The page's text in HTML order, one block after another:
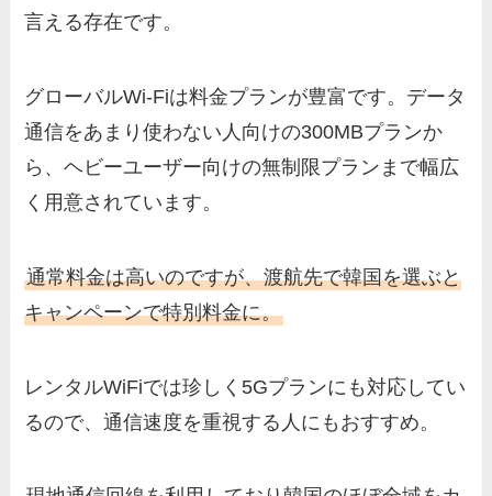
言える存在です。
グローバルWi-Fiは料金プランが豊富です。データ
通信をあまり使わない人向けの300MBプランか
ら、ヘビーユーザー向けの無制限プランまで幅広
く用意されています。
通常料金は高いのですが、渡航先で韓国を選ぶと
キャンペーンで特別料金に。
レンタルWiFiでは珍しく5Gプランにも対応してい
るので、通信速度を重視する人にもおすすめ。